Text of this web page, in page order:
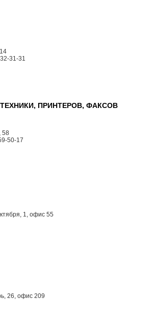
31-31
ПРИНТЕРОВ, ФАКСОВ
58
50-17
1, офис 55
26, офис 209